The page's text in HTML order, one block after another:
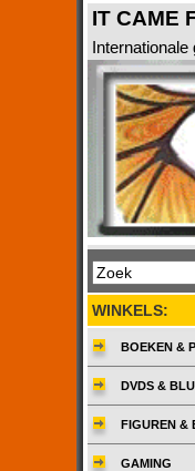
IT CAME
WINKELS:
BOEKEN &
DVDS &
FIGUREN &
GAMING